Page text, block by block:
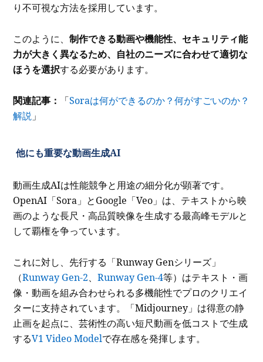
り不可視な方法を採用しています。
このように、制作できる動画や機能性、セキュリティ能
力が大きく異なるため、自社のニーズに合わせて適切な
ほうを選択する必要があります。
関連記事： 「Soraは何ができるのか？何がすごいのか？
解説 」
他にも重要な動画生成AI
動画生成AIは性能競争と用途の細分化が顕著です。
OpenAI「Sora」とGoogle「Veo」は、テキストから映
画のような長尺・高品質映像を生成する最高峰モデルと
して覇権を争っています。
これに対し、先行する「Runway Genシリーズ」
（Runway Gen-2、Runway Gen-4等）はテキスト・画
像・動画を組み合わせられる多機能性でプロのクリエイ
ターに支持されています。「Midjourney」は得意の静
止画を起点に、芸術性の高い短尺動画を低コストで生成
するV1 Video Modelで存在感を発揮します。